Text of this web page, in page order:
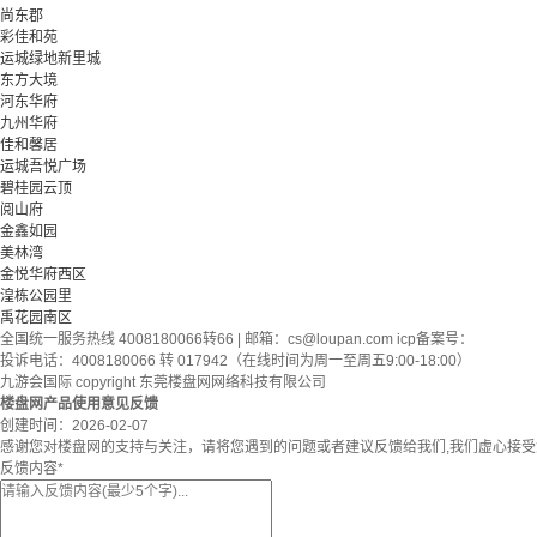
尚东郡
彩佳和苑
运城绿地新里城
东方大境
河东华府
九州华府
佳和馨居
运城吾悦广场
碧桂园云顶
阅山府
金鑫如园
美林湾
金悦华府西区
湟栋公园里
禹花园南区
全国统一服务热线 4008180066转66 | 邮箱： cs@loupan.com icp备案号：
投诉电话：4008180066 转 017942（在线时间为周一至周五9:00-18:00）
九游会国际 copyright 东莞楼盘网网络科技有限公司
楼盘网产品使用意见反馈
创建时间： 2026-02-07
感谢您对楼盘网的支持与关注，请将您遇到的问题或者建议反馈给我们,我们虚心接受
反馈内容*